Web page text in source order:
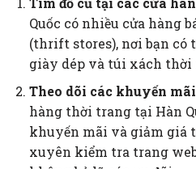
Quốc có nhiều cửa hàng
(thrift stores), nơi bạn có
giày dép và túi xách
Theo dõi các khuyến
hàng thời trang tại Hàn
khuyến mãi và giảm giá
xuyên kiểm tra trang